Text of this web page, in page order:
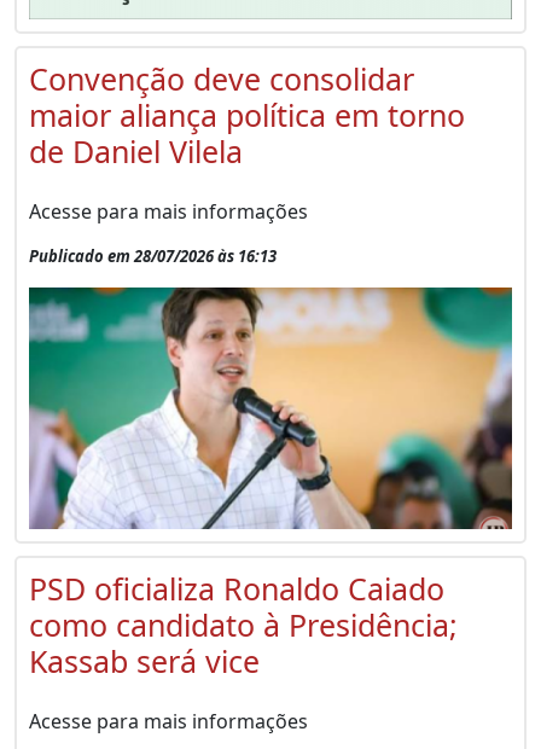
Convenção deve consolidar
maior aliança política em torno
de Daniel Vilela
Acesse para mais informações
Publicado em 28/07/2026 às 16:13
PSD oficializa Ronaldo Caiado
como candidato à Presidência;
Kassab será vice
Acesse para mais informações